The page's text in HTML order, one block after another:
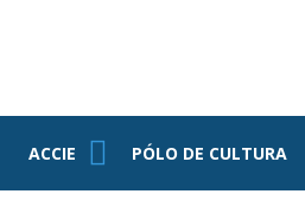
ACCIE
ACCIE PÓLO DE CULTURA